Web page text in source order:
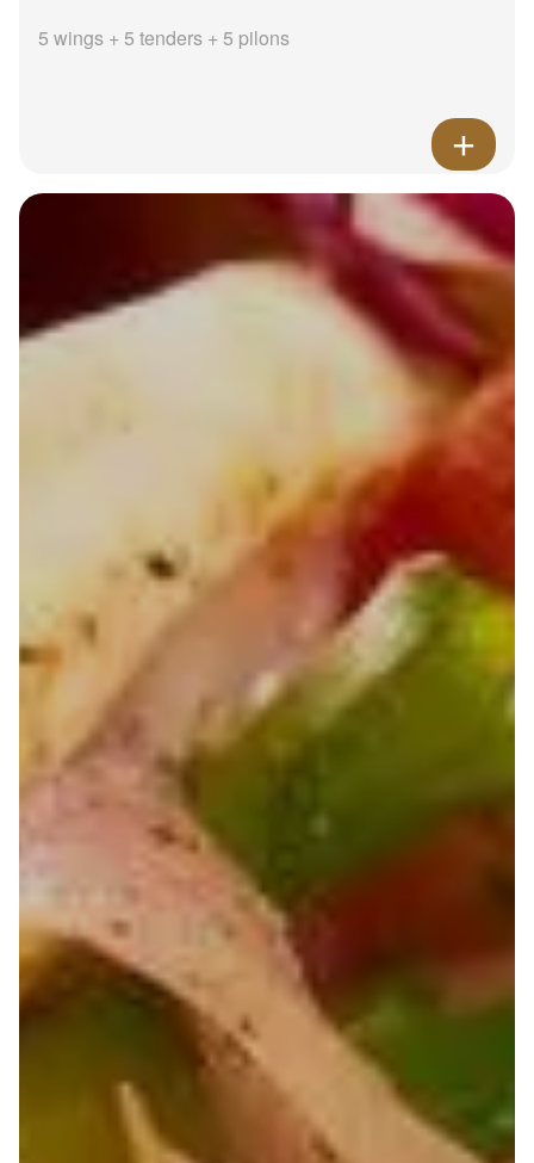
5 wings + 5 tenders + 5 pilons